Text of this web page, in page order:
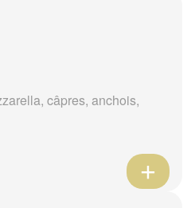
câpres, anchois,